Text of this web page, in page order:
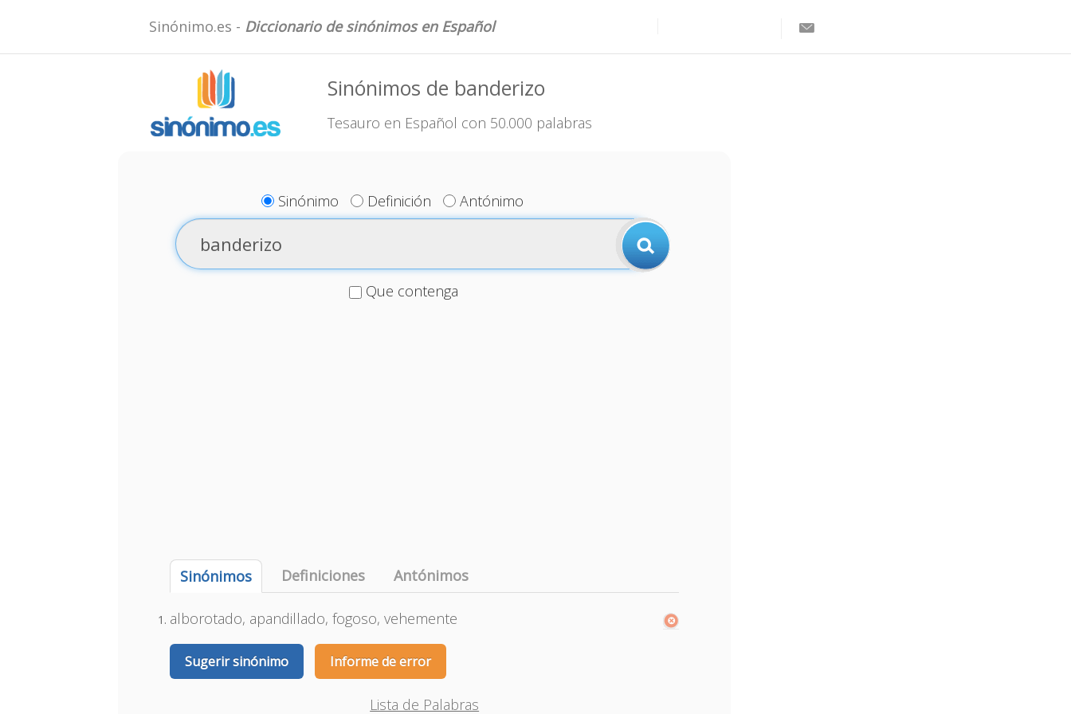
Sinónimo.es - Diccionario de sinónimos en Español
Sinónimos de banderizo
Tesauro en Español con 50.000 palabras
Sinónimo Definición Antónimo
Que contenga
Sinónimos Definiciones Antónimos
alborotado, apandillado, fogoso, vehemente
Sugerir sinónimo Informe de error
Lista de Palabras